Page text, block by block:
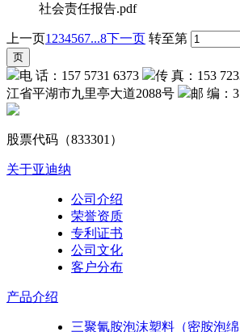
社会责任报告.pdf
上一页1 234567...8下一页 转至第
电 话：157 5731 6373 传 真：153
江省平湖市九里亭大道2088号
邮 编：
股票代码（833301）
关于亚迪纳
公司介绍
荣誉资质
专利证书
公司文化
客户分布
产品介绍
三聚氰胺泡沫塑料（密胺泡绵